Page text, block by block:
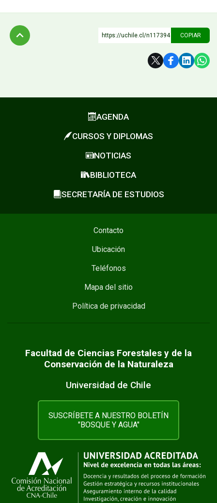
https://uchile.cl/n117394 COPIAR
AGENDA
CURSOS Y DIPLOMAS
NOTICIAS
BIBLIOTECA
SECRETARÍA DE ESTUDIOS
Contacto
Ubicación
Teléfonos
Mapa del sitio
Política de privacidad
Facultad de Ciencias Forestales y de la
Conservación de la Naturaleza
Universidad de Chile
SUSCRÍBETE A NUESTRO BOLETÍN
"BOSQUE Y AGUA"